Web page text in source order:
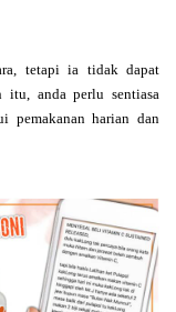
tetapi ia tidak dapat
itu, anda perlu sentiasa
pemakanan harian dan